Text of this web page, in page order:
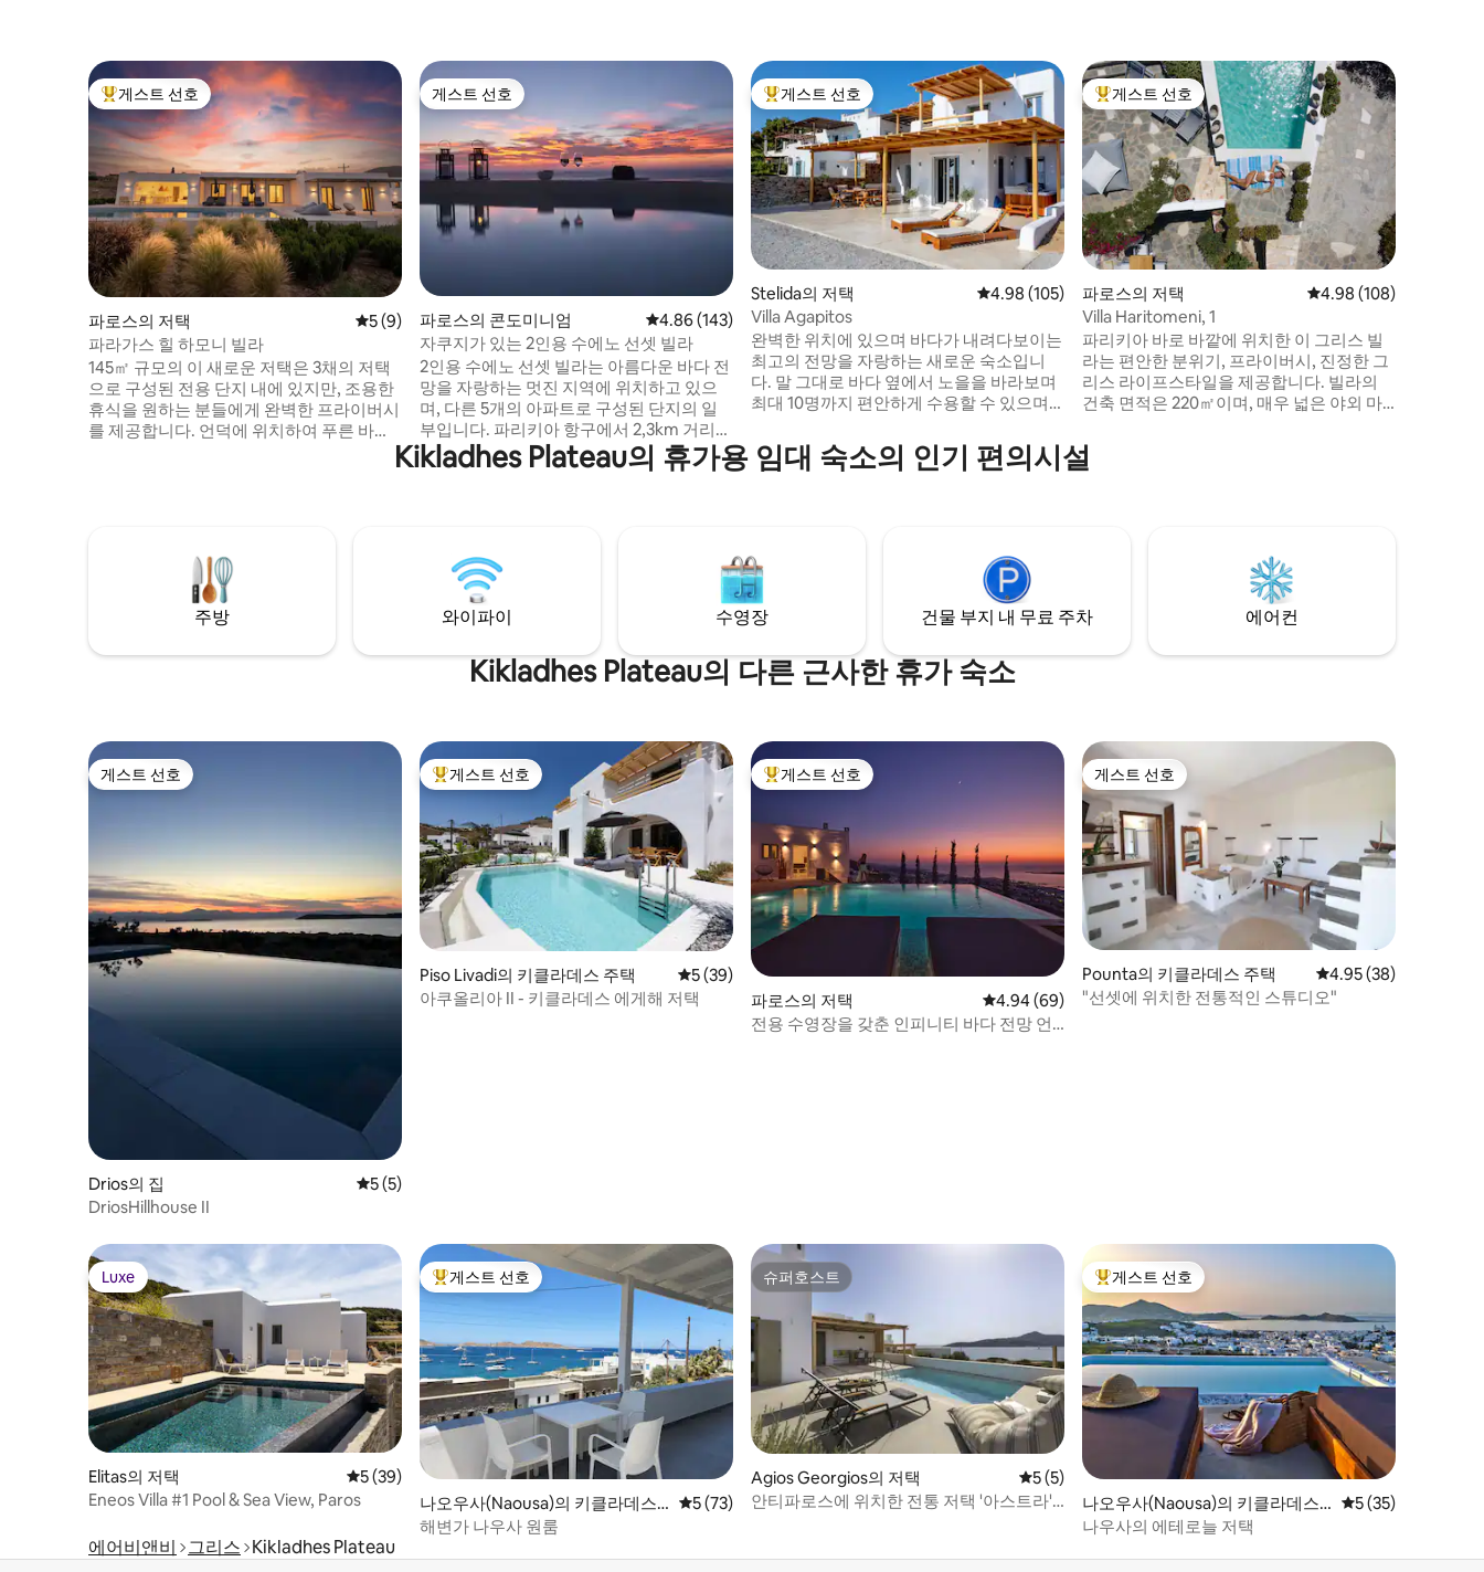
상위 게스트 선호
게스트 선호
파로스의 저택 평점 5점(5점 만점), 후기 9개
5 (9)
파라가스 힐 하모니 빌라
145㎡ 규모의 이 새로운 저택은 3채의 저택
으로 구성된 전용 단지 내에 있지만, 조용한
휴식을 원하는 분들에게 완벽한 프라이버시
를 제공합니다. 언덕에 위치하여 푸른 바다
의 탁 트인 전망을 감상할 수 있으며, 게스트
지는 창문, 자연의 아름다움으로 둘러싸인
전용 수영장이 있어 프라이버시를 중시하는
분들에게 완벽한 휴양지입니다.
게스트 선호
게스트 선호
파로스의 콘도미니엄 평점 4.86점(5점 만점), 후기 143개
4.86 (143)
자쿠지가 있는 2인용 수에노 선셋 빌라
2인용 수에노 선셋 빌라는 아름다운 바다 전
망을 자랑하는 멋진 지역에 위치하고 있으
며, 다른 5개의 아파트로 구성된 단지의 일
부입니다. 파리키아 항구에서 2,3km 거리에
있습니다. 구시가지, 상점, 나이트 라이프는
1200미터 거리에 있습니다. 33평방미터로
끗하게 제공되며 서비스가 포함되어 있지
않습니다.
상위 게스트 선호
게스트 선호
Stelida의 저택 평점 4.98점(5점 만점), 후기 105개
4.98 (105)
Villa Agapitos
완벽한 위치에 있으며 바다가 내려다보이는
최고의 전망을 자랑하는 새로운 숙소입니
다. 말 그대로 바다 옆에서 노을을 바라보며
최대 10명까지 편안하게 수용할 수 있으며
에는 빠른 다이빙을 즐길 수 있는 아름다운
만이 있습니다. 반 마일 이내에 최고의 해변
상위 게스트 선호
게스트 선호
파로스의 저택 평점 4.98점(5점 만점),
4.98 (108)
Villa Haritomeni, 1
파리키아 바로 바깥에 위치한 이 그리스 빌
라는 편안한 분위기, 프라이버시, 진정한 그
리스 라이프스타일을 제공합니다. 빌라의
건축 면적은 220㎡이며, 매우 넓은 야외 마
니다. 숙소에는 하이드로마사지 시트가 3개
있는 전용 미니 수영장(난방되지 않음)이 있
Kikladhes Plateau의 휴가용 임대 숙소의 인기 편의시설
주방 와이파이 수영장 건물 부지 내 무료 주차 에어컨
Kikladhes Plateau의 다른 근사한 휴가 숙소
게스트 선호
게스트 선호
Drios의 집 평점 5점(5점 만점), 후기 5개
5 (5)
DriosHillhouse II
상위 게스트 선호
게스트 선호
Piso Livadi의 키클라데스 주택 평점 5점(5점 만점), 후기 39개
5 (39)
아쿠올리아 II - 키클라데스 에게해 저택
상위 게스트 선호
게스트 선호
파로스의 저택 평점 4.94점(5점 만점), 후기 69개
4.94 (69)
전용 수영장을 갖춘 인피니티 바다 전망 언
게스트 선호
게스트 선호
Pounta의 키클라데스 주택 평점 4.95점(5점 만점),
4.95 (38)
"선셋에 위치한 전통적인 스튜디오"
Luxe
Luxe
Elitas의 저택 평점 5점(5점 만점), 후기 39개
5 (39)
Eneos Villa #1 Pool & Sea View, Paros
상위 게스트 선호
게스트 선호
나오우사(Naousa)의 키클라데스
주택
평점 5점(5점 만점), 후기 73개
5 (73)
해변가 나우사 원룸
슈퍼호스트
슈퍼호스트
Agios Georgios의 저택 평점 5점(5점 만점), 후기 5개
5 (5)
안티파로스에 위치한 전통 저택 '아스트라'
상위 게스트 선호
게스트 선호
나오우사(Naousa)의 키클라데스
주택
평점 5점(5점 만점
5 (35)
나우사의 에테로늘 저택
에어비앤비 그리스 Kikladhes Plateau